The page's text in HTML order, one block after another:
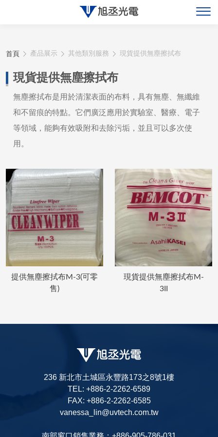
產品展示
首頁 產品展示 其他類別服務 現貨提供無塵擦拭布
現貨提供無塵擦拭布
無塵擦拭布是用於清潔表面的布料，具有無塵、無纖維
和不留痕的特點。它們廣泛應用於實驗室、醫療、電子
等領域，能夠有效吸附和去除污垢，並且可以多次使
用。
提供無塵擦拭布M-3(可零
售)
現貨提供無塵擦拭布M-
3II
236 新北市土城區永豐路173之8號1樓
TEL: +886-2-2262-6589
FAX: +886-2-2262-6585
vanessa_lin@uvtech.com.tw